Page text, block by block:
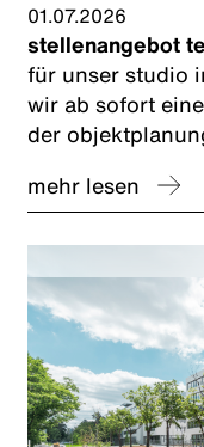
01.07.2026
stellenangebot
für unser studio
wir ab sofort
der
mehr lesen